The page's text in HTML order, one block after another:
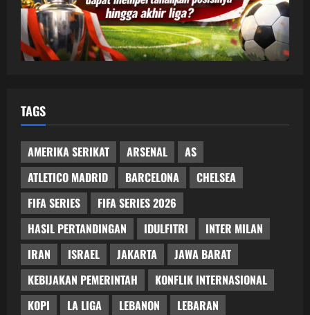
TAGS
AMERIKA SERIKAT ARSENAL
AS
ATLETICO MADRID
BARCELONA
CHELSEA
FIFA SERIES
FIFA SERIES 2026
HASIL PERTANDINGAN
IDULFITRI
INTER MILAN
IRAN
ISRAEL JAKARTA
JAWA BARAT
KEBIJAKAN PEMERINTAH
KONFLIK INTERNASIONAL
KOPI
LA LIGA LEBANON
LEBARAN